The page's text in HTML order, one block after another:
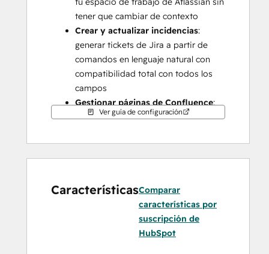
tener que cambiar de contexto
Crear y actualizar incidencias:
generar tickets de Jira a partir de
comandos en lenguaje natural con
compatibilidad total con todos los
campos
Gestionar páginas de Confluence:
crear, leer y actualizar páginas de
HubSpot
Automatizar tareas repetitivas:
reuniones, especificaciones o
conversaciones con clientes
Ver guía de configuración
CaracterísticasComparar
características por
suscripción de
HubSpot